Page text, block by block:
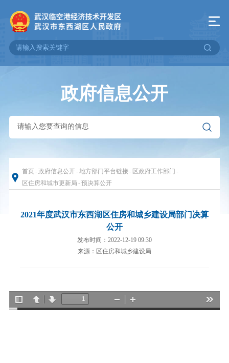
政府信息公开
首页-政府信息公开-地方部门平台链接- 区政府工作部门 -
区住房和城市更新局 -预决算公开
2021年度武汉市东西湖区住房和城乡建设局部门决算
公开
发布时间：2022-12-19 09:30
来源：区住房和城乡建设局